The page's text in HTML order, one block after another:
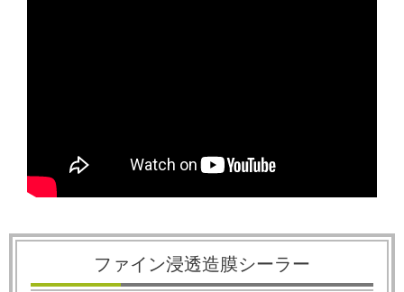
ファイン浸透造膜シーラー